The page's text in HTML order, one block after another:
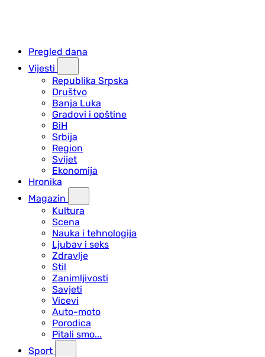
Pregled dana
Vijesti
Republika Srpska
Društvo
Banja Luka
Gradovi i opštine
BiH
Srbija
Region
Svijet
Ekonomija
Hronika
Magazin
Kultura
Scena
Nauka i tehnologija
Ljubav i seks
Zdravlje
Stil
Zanimljivosti
Savjeti
Vicevi
Auto-moto
Porodica
Pitali smo...
Sport